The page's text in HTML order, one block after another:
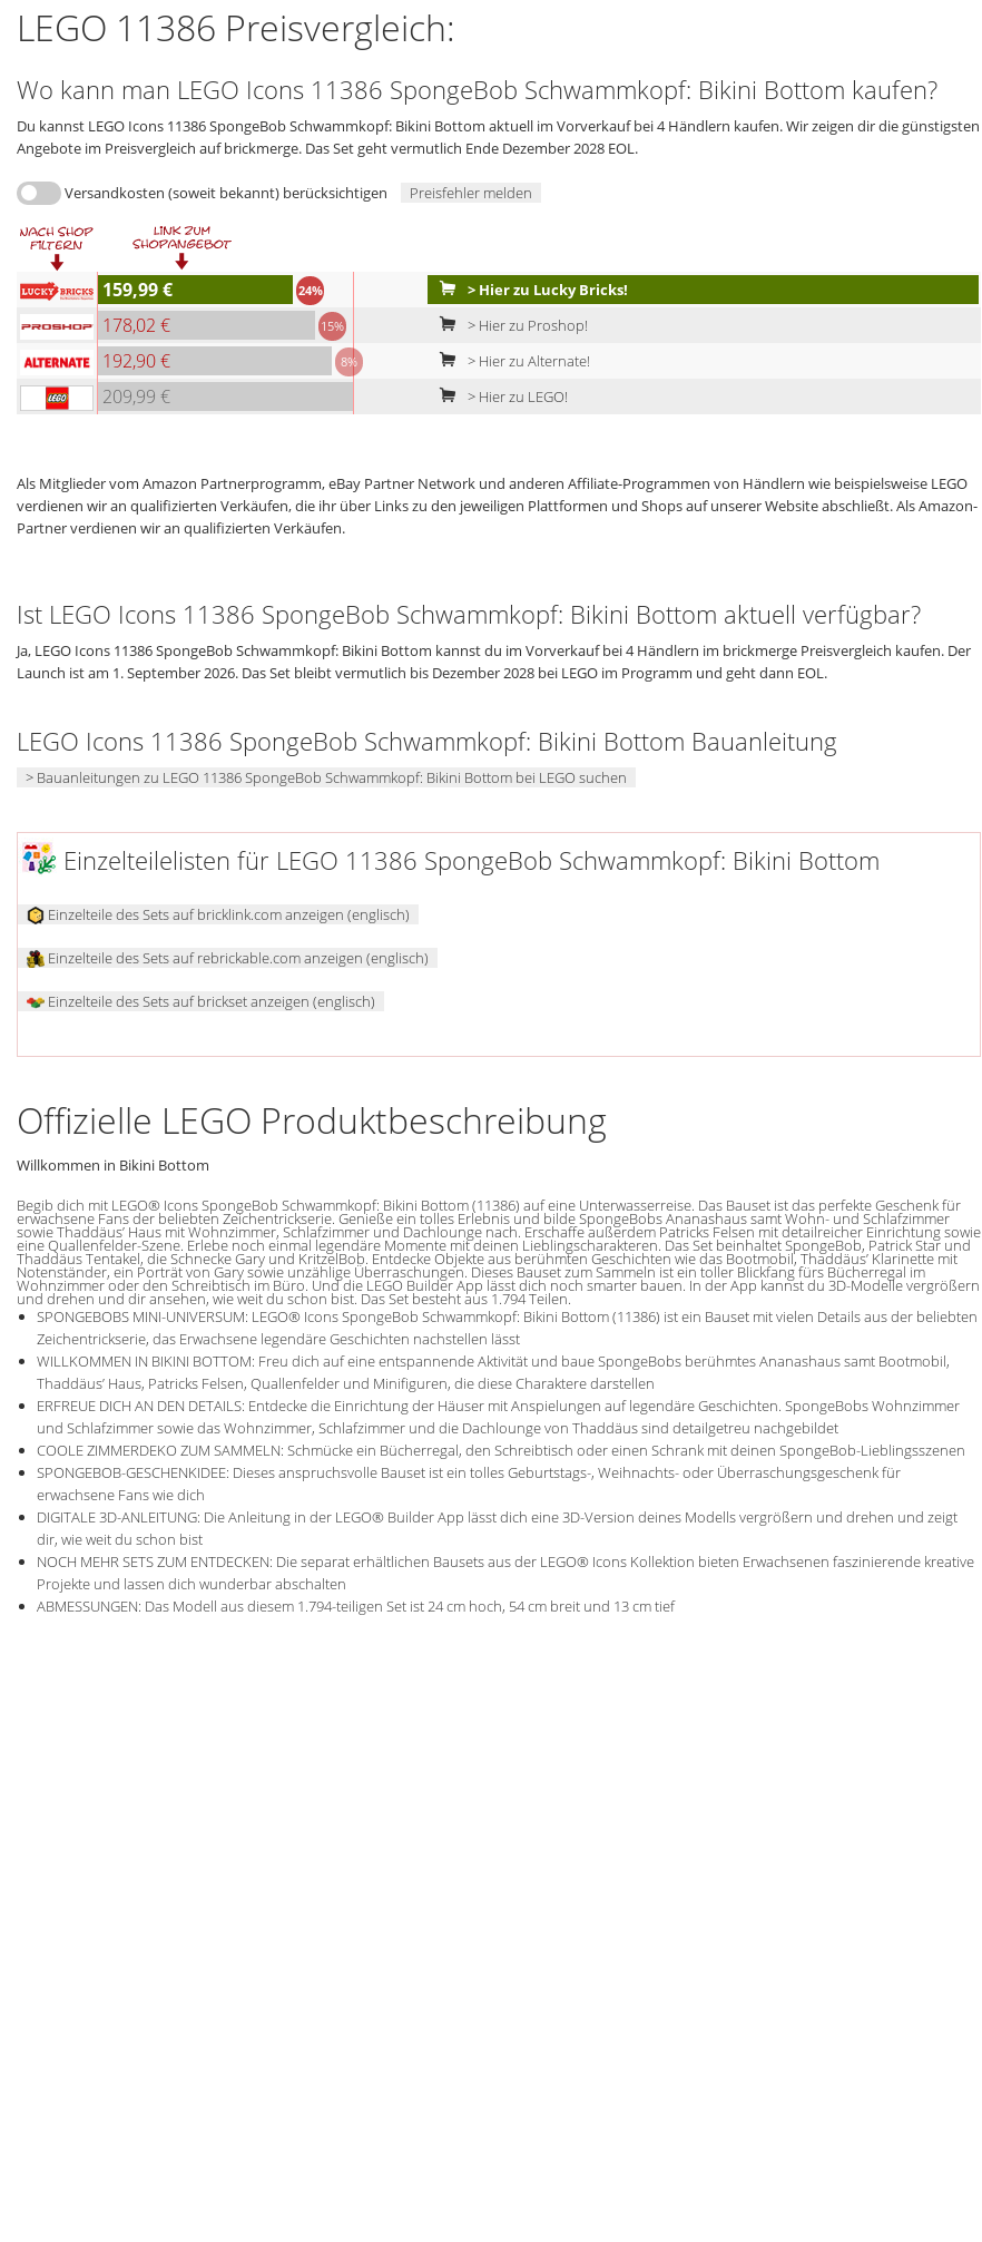
LEGO 11386 Preisvergleich:
Wo kann man LEGO Icons 11386 SpongeBob Schwammkopf: Bikini Bottom kaufen?
Du kannst LEGO Icons 11386 SpongeBob Schwammkopf: Bikini Bottom aktuell im Vorverkauf bei 4 Händlern kaufen. Wir zeigen dir die günstigsten
Angebote im Preisvergleich auf brickmerge. Das Set geht vermutlich Ende Dezember 2028 EOL.
Versandkosten (soweit bekannt) berücksichtigen Preisfehler melden
159,99 € 24% > Hier zu Lucky Bricks!
178,02 € 15% > Hier zu Proshop!
192,90 € 8% > Hier zu Alternate!
209,99 € > Hier zu LEGO!
Als Mitglieder vom Amazon Partnerprogramm, eBay Partner Network und anderen Affiliate-Programmen von Händlern wie beispielsweise LEGO
verdienen wir an qualifizierten Verkäufen, die ihr über Links zu den jeweiligen Plattformen und Shops auf unserer Website abschließt. Als Amazon-
Partner verdienen wir an qualifizierten Verkäufen.
Ist LEGO Icons 11386 SpongeBob Schwammkopf: Bikini Bottom aktuell verfügbar?
Ja, LEGO Icons 11386 SpongeBob Schwammkopf: Bikini Bottom kannst du im Vorverkauf bei 4 Händlern im brickmerge Preisvergleich kaufen. Der
Launch ist am 1. September 2026. Das Set bleibt vermutlich bis Dezember 2028 bei LEGO im Programm und geht dann EOL.
LEGO Icons 11386 SpongeBob Schwammkopf: Bikini Bottom Bauanleitung
> Bauanleitungen zu LEGO 11386 SpongeBob Schwammkopf: Bikini Bottom bei LEGO suchen
Einzelteilelisten für LEGO 11386 SpongeBob Schwammkopf: Bikini Bottom
Einzelteile des Sets auf bricklink.com anzeigen (englisch)
Einzelteile des Sets auf rebrickable.com anzeigen (englisch)
Einzelteile des Sets auf brickset anzeigen (englisch)
Offizielle LEGO Produktbeschreibung
Willkommen in Bikini Bottom
Begib dich mit LEGO® Icons SpongeBob Schwammkopf: Bikini Bottom (11386) auf eine Unterwasserreise. Das Bauset ist das perfekte Geschenk für
erwachsene Fans der beliebten Zeichentrickserie. Genieße ein tolles Erlebnis und bilde SpongeBobs Ananashaus samt Wohn- und Schlafzimmer
sowie Thaddäus’ Haus mit Wohnzimmer, Schlafzimmer und Dachlounge nach. Erschaffe außerdem Patricks Felsen mit detailreicher Einrichtung sowie
eine Quallenfelder-Szene. Erlebe noch einmal legendäre Momente mit deinen Lieblingscharakteren. Das Set beinhaltet SpongeBob, Patrick Star und
Thaddäus Tentakel, die Schnecke Gary und KritzelBob. Entdecke Objekte aus berühmten Geschichten wie das Bootmobil, Thaddäus’ Klarinette mit
Notenständer, ein Porträt von Gary sowie unzählige Überraschungen. Dieses Bauset zum Sammeln ist ein toller Blickfang fürs Bücherregal im
Wohnzimmer oder den Schreibtisch im Büro. Und die LEGO Builder App lässt dich noch smarter bauen. In der App kannst du 3D-Modelle vergrößern
und drehen und dir ansehen, wie weit du schon bist. Das Set besteht aus 1.794 Teilen.
SPONGEBOBS MINI-UNIVERSUM: LEGO® Icons SpongeBob Schwammkopf: Bikini Bottom (11386) ist ein Bauset mit vielen Details aus der beliebten
Zeichentrickserie, das Erwachsene legendäre Geschichten nachstellen lässt
WILLKOMMEN IN BIKINI BOTTOM: Freu dich auf eine entspannende Aktivität und baue SpongeBobs berühmtes Ananashaus samt Bootmobil,
Thaddäus’ Haus, Patricks Felsen, Quallenfelder und Minifiguren, die diese Charaktere darstellen
ERFREUE DICH AN DEN DETAILS: Entdecke die Einrichtung der Häuser mit Anspielungen auf legendäre Geschichten. SpongeBobs Wohnzimmer
und Schlafzimmer sowie das Wohnzimmer, Schlafzimmer und die Dachlounge von Thaddäus sind detailgetreu nachgebildet
COOLE ZIMMERDEKO ZUM SAMMELN: Schmücke ein Bücherregal, den Schreibtisch oder einen Schrank mit deinen SpongeBob-Lieblingsszenen
SPONGEBOB-GESCHENKIDEE: Dieses anspruchsvolle Bauset ist ein tolles Geburtstags-, Weihnachts- oder Überraschungsgeschenk für
erwachsene Fans wie dich
DIGITALE 3D-ANLEITUNG: Die Anleitung in der LEGO® Builder App lässt dich eine 3D-Version deines Modells vergrößern und drehen und zeigt
dir, wie weit du schon bist
NOCH MEHR SETS ZUM ENTDECKEN: Die separat erhältlichen Bausets aus der LEGO® Icons Kollektion bieten Erwachsenen faszinierende kreative
Projekte und lassen dich wunderbar abschalten
ABMESSUNGEN: Das Modell aus diesem 1.794-teiligen Set ist 24 cm hoch, 54 cm breit und 13 cm tief